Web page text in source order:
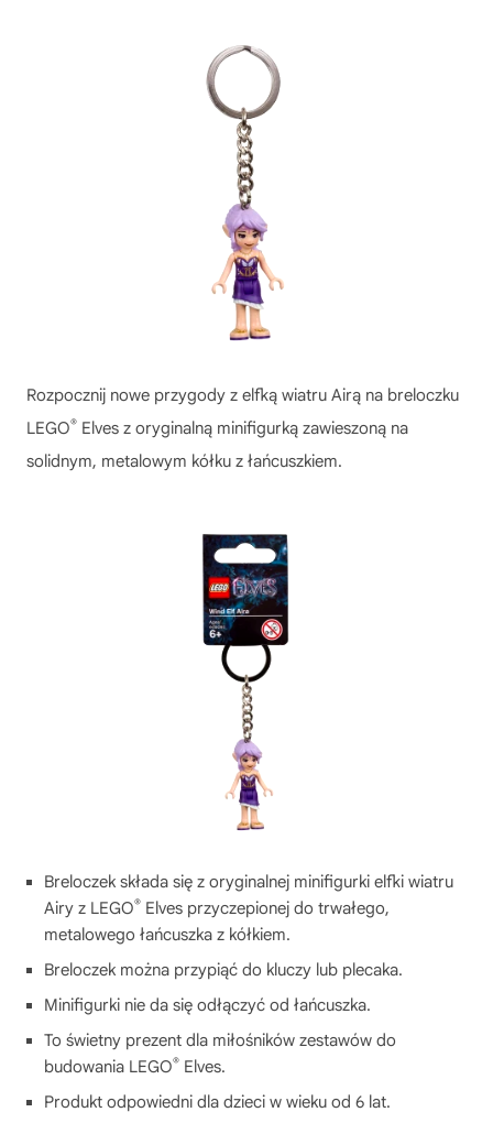
Rozpocznij nowe przygody z elfką wiatru Airą na breloczku
LEGO® Elves z oryginalną minifigurką zawieszoną na
solidnym, metalowym kółku z łańcuszkiem.
Breloczek składa się z oryginalnej minifigurki elfki wiatru
Airy z LEGO® Elves przyczepionej do trwałego,
metalowego łańcuszka z kółkiem.
Breloczek można przypiąć do kluczy lub plecaka.
Minifigurki nie da się odłączyć od łańcuszka.
To świetny prezent dla miłośników zestawów do
budowania LEGO® Elves.
Produkt odpowiedni dla dzieci w wieku od 6 lat.